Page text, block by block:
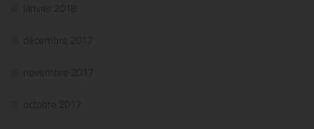
janvier 2018
décembre 2017
novembre 2017
octobre 2017